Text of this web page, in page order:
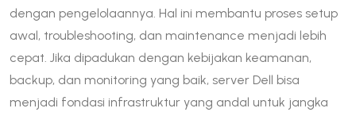
dengan pengelolaannya. Hal ini membantu proses setup
awal, troubleshooting, dan maintenance menjadi lebih
cepat. Jika dipadukan dengan kebijakan keamanan,
backup, dan monitoring yang baik, server Dell bisa
menjadi fondasi infrastruktur yang andal untuk jangka